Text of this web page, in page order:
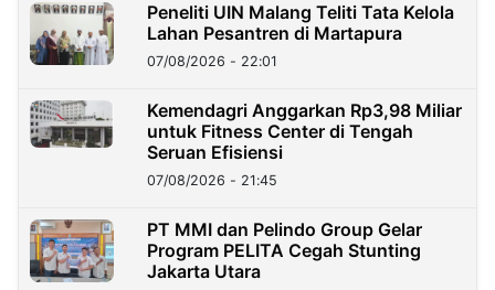
Peneliti UIN Malang Teliti Tata Kelola
Lahan Pesantren di Martapura
07/08/2026 - 22:01
Kemendagri Anggarkan Rp3,98 Miliar
untuk Fitness Center di Tengah
Seruan Efisiensi
07/08/2026 - 21:45
PT MMI dan Pelindo Group Gelar
Program PELITA Cegah Stunting
Jakarta Utara